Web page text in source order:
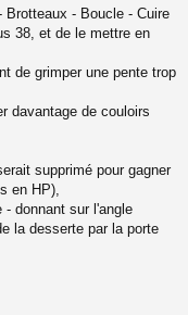
Brotteaux - Boucle - Cuire
38, et de le mettre en
de grimper une pente trop
davantage de couloirs
supprimé pour gagner
en HP),
- donnant sur l'angle
la desserte par la porte